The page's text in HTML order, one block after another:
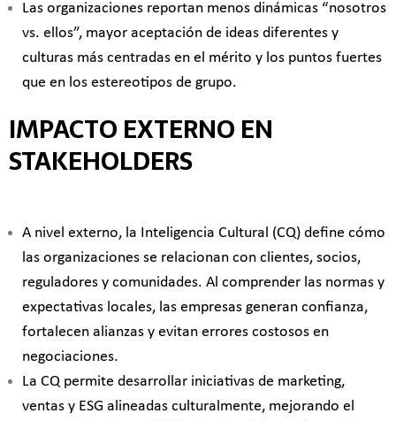
Las organizaciones reportan menos dinámicas “nosotros
vs. ellos”, mayor aceptación de ideas diferentes y
culturas más centradas en el mérito y los puntos fuertes
que en los estereotipos de grupo.
IMPACTO EXTERNO EN
STAKEHOLDERS
A nivel externo, la Inteligencia Cultural (CQ) define cómo
las organizaciones se relacionan con clientes, socios,
reguladores y comunidades. Al comprender las normas y
expectativas locales, las empresas generan confianza,
fortalecen alianzas y evitan errores costosos en
negociaciones.
La CQ permite desarrollar iniciativas de marketing,
ventas y ESG alineadas culturalmente, mejorando el